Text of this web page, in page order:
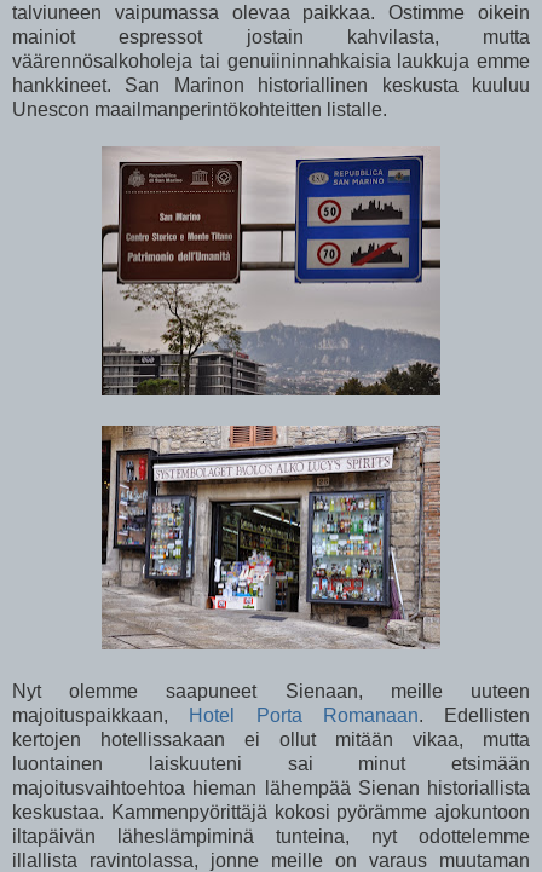
talviuneen vaipumassa olevaa paikkaa. Ostimme oikein
mainiot espressot jostain kahvilasta, mutta
väärennösalkoholeja tai genuiininnahkaisia laukkuja emme
hankkineet. San Marinon historiallinen keskusta kuuluu
Unescon maailmanperintökohteitten listalle.
Nyt olemme saapuneet Sienaan, meille uuteen
majoituspaikkaan,
Hotel Porta Romanaan. Edellisten
kertojen hotellissakaan ei ollut mitään vikaa, mutta
luontainen laiskuuteni sai minut etsimään
majoitusvaihtoehtoa hieman lähempää Sienan historiallista
keskustaa. Kammenpyörittäjä kokosi pyörämme ajokuntoon
iltapäivän läheslämpiminä tunteina, nyt odottelemme
illallista ravintolassa, jonne meille on varaus muutaman